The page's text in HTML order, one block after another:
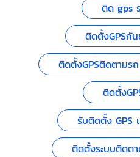
ติด gps
ติดตั้งGPSกั
ติดตั้งGPSติดตามร
ติดตั้ง
รับติดตั้ง GPS
ติดตั้งระบบติดต